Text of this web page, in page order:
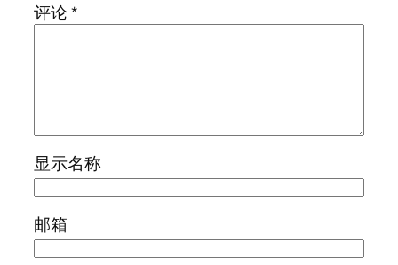
评论*
显示名称
邮箱